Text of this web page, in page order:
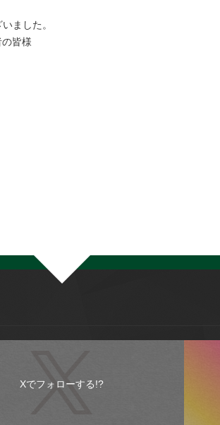
ました。
皆様
Xでフォローする!?